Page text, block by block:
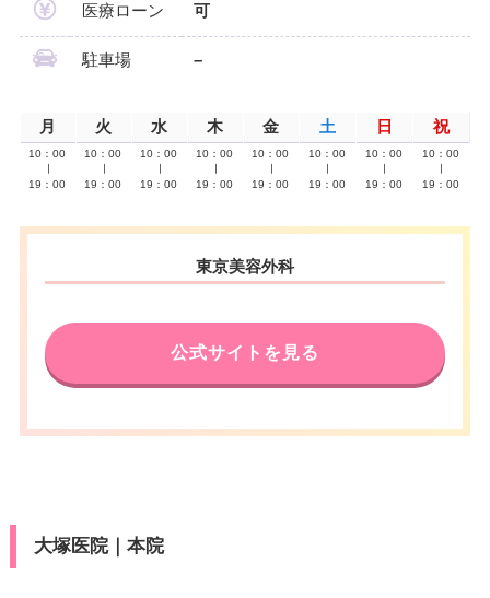
医療ローン 可
駐車場 –
月 火 水 木 金 土 日 祝
10：00
19：00
10：00
19：00
10：00
19：00
10：00
19：00
10：00
19：00
10：00
19：00
10：00
19：00
10：00
19：00
東京美容外科
公式サイトを見る
大塚医院｜本院